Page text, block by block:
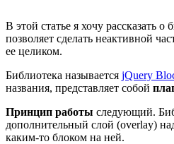
В этой статье я хочу рассказать о
позволяет сделать неактивной
ее целиком.
Библиотека называется jQuery
названия, представляет собой
Принцип работы следующий.
дополнительный слой (overlay)
каким-то блоком на ней.